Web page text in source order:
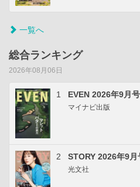
一覧へ
総合ランキング
2026年08月06日
1 EVEN 2026年9月
マイナビ出版
2 STORY 2026年9月
光文社